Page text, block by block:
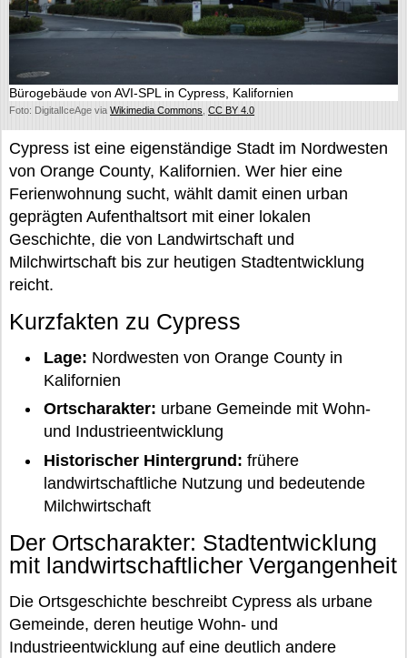
Bürogebäude von AVI-SPL in Cypress, Kalifornien
Foto: DigitalIceAge via Wikimedia Commons CC BY 4.0
Cypress ist eine eigenständige Stadt im Nordwesten
von Orange County, Kalifornien. Wer hier eine
Ferienwohnung sucht, wählt damit einen urban
geprägten Aufenthaltsort mit einer lokalen
Geschichte, die von Landwirtschaft und
Milchwirtschaft bis zur heutigen Stadtentwicklung
reicht.
Kurzfakten zu Cypress
Lage: Nordwesten von Orange County in
Kalifornien
Ortscharakter: urbane Gemeinde mit Wohn-
und Industrieentwicklung
Historischer Hintergrund: frühere
landwirtschaftliche Nutzung und bedeutende
Milchwirtschaft
Der Ortscharakter: Stadtentwicklung
mit landwirtschaftlicher Vergangenheit
Die Ortsgeschichte beschreibt Cypress als urbane
Gemeinde, deren heutige Wohn- und
Industrieentwicklung auf eine deutlich andere